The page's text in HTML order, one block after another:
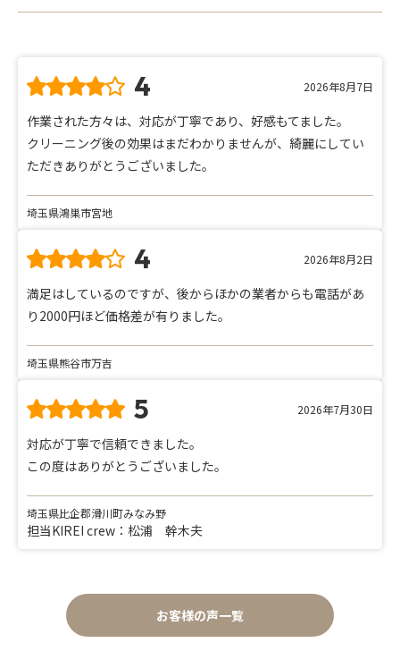
4 2026年8月7日
作業された方々は、対応が丁寧であり、好感もてました。
クリーニング後の効果はまだわかりませんが、綺麗にしてい
ただきありがとうございました。
埼玉県鴻巣市宮地
4 2026年8月2日
満足はしているのですが、後からほかの業者からも電話があ
り2000円ほど価格差が有りました。
埼玉県熊谷市万吉
5 2026年7月30日
対応が丁寧で信頼できました。
この度はありがとうございました。
埼玉県比企郡滑川町みなみ野
担当KIREI crew：松浦 幹木夫
お客様の声一覧